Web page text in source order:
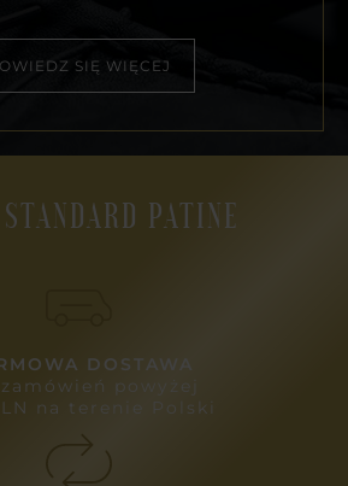
SIĘ WIĘCEJ
PATINE
DOSTAWA
powyżej
na terenie Polski